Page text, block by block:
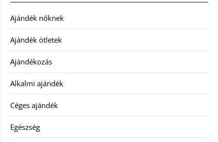
Ajándék nőknek
Ajándék ötletek
Ajándékozás
Alkalmi ajándék
Céges ajándék
Egészség